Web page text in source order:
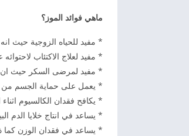
ماهي فوائد الموز؟
* مفيد للحياه الزوجية حيث
* مفيد لعلاج الاكتئاب
* مفيد لمرضى السكر حيث ان
* يعمل على حماية الجسم من
* يكافح فقدان الكالسيوم
* يساعد في انتاج خلايا الدم
* يساعد في فقدان الوزن كما